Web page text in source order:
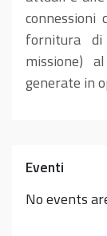
fornitura
missione)
generate in
Eventi
No events